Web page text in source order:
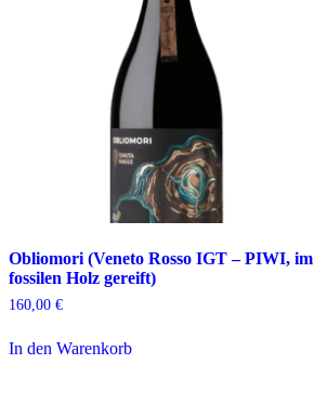
Obliomori (Veneto Rosso IGT – PIWI, im
fossilen Holz gereift)
160,00 €
In den Warenkorb